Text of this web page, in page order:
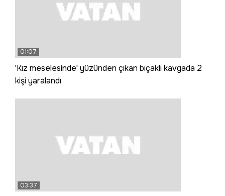
01:07
'Kız meselesinde' yüzünden çıkan bıçaklı kavgada 2
kişi yaralandı
03:37